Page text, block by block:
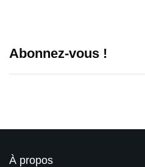
Abonnez-vous !
À propos